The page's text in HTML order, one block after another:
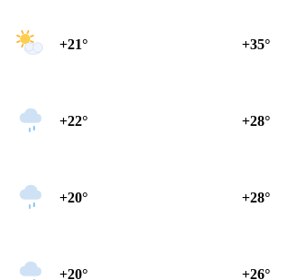
+21° +35°
+22° +28°
+20° +28°
+20° +26°